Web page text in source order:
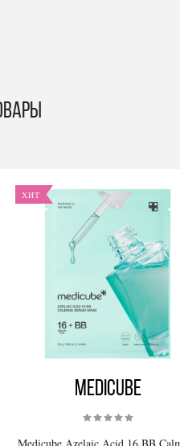
ХИТ
Medicube